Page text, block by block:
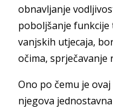
obnavljanje
poboljšanje
vanjskih utjecaja,
očima, sprječavanje
Ono po čemu je
njegova